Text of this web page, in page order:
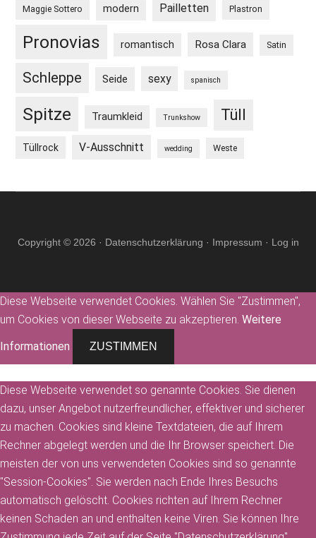
Maggie Sottero modern Pailletten Plastron
Pronovias romantisch Rosa Clara Satin
Schleppe Seide sexy spanisch
Spitze Traumkleid Trunkshow Tüll
Tüllrock V-Ausschnitt wedding Weste
Copyright © 2026 · Datenschutzerklärung · Impressum · Log in
Diese Webseite verwendet Cookies. Wählen Sie "Zustimmen",
um Cookies von dieser Webseite zu akzeptieren. Weitere
Informationen
ZUSTIMMEN
Diese Webseite verwendet so genannte Cookies. Sie dienen
dazu, unser Angebot nutzerfreundlicher, effektiver und sicherer
zu machen. Cookies sind kleine Textdateien, die auf Ihrem
Rechner abgelegt werden und die Ihr Browser speichert. Die
meisten der von uns verwendeten Cookies sind so genannte
"Session-Cookies". Sie werden nach Ende Ihres Besuchs
automatisch gelöscht. Cookies richten auf Ihrem Rechner
keinen Schaden an und enthalten keine Viren. Sie können Ihre